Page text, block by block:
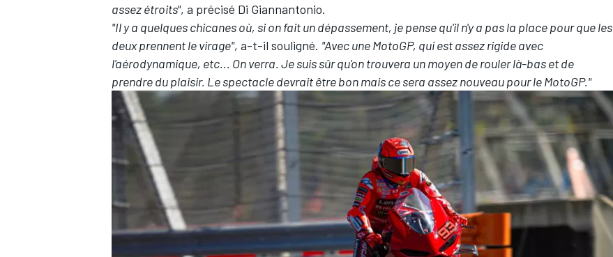
assez étroits", a précisé Di Giannantonio.
"Il y a quelques chicanes où, si on fait un dépassement, je pense qu'il n'y a pas la place pour que les
deux prennent le virage", a-t-il souligné. "Avec une MotoGP, qui est assez rigide avec
l'aérodynamique, etc... On verra. Je suis sûr qu'on trouvera un moyen de rouler là-bas et de
prendre du plaisir. Le spectacle devrait être bon mais ce sera assez nouveau pour le MotoGP."